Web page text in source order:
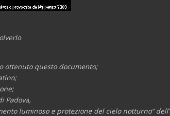
ottenuto questo documento;
Padova,
luminoso e protezione del cielo notturno”